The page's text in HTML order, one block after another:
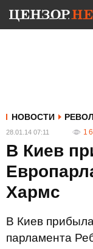
НОВОСТИ
28.01.14 07:11 1
В Киев
Хармс
В Киев
парламента